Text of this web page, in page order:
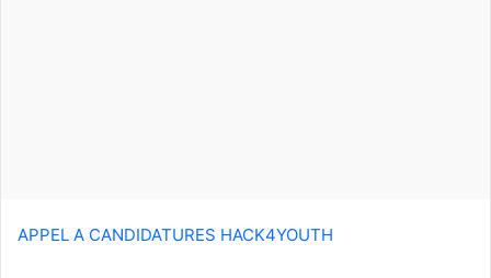
APPEL A CANDIDATURES HACK4YOUTH